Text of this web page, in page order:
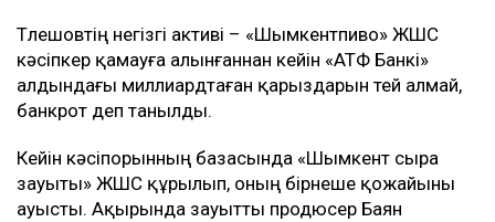
Төлешовтің негізгі активі – «Шымкентпиво» ЖШС
кәсіпкер қамауға алынғаннан кейін «АТФ Банкі»
алдындағы миллиардтаған қарыздарын өтей алмай,
банкрот деп танылды.
Кейін кәсіпорынның базасында «Шымкент сыра
зауыты» ЖШС құрылып, оның бірнеше қожайыны
ауысты. Ақырында зауытты продюсер Баян